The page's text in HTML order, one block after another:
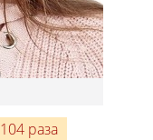
104 раза